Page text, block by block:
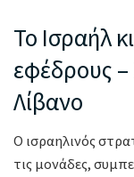
Το Ισραήλ
εφέδρους –
Λίβανο
Ο ισραηλινός
τις μονάδες,